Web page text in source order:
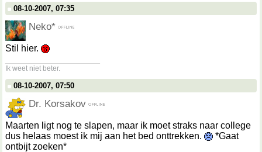
08-10-2007, 07:35
Neko*
Stil hier.
Ik weet niet beter.
08-10-2007, 07:50
Dr. Korsakov
Maarten ligt nog te slapen, maar ik moet straks naar college
dus helaas moest ik mij aan het bed onttrekken.
*Gaat
ontbijt zoeken*